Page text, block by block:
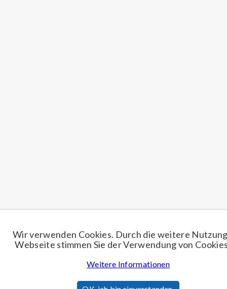
Wir verwenden Cookies. Durch die weitere
Webseite stimmen Sie der Verwendung von
Weitere Informationen